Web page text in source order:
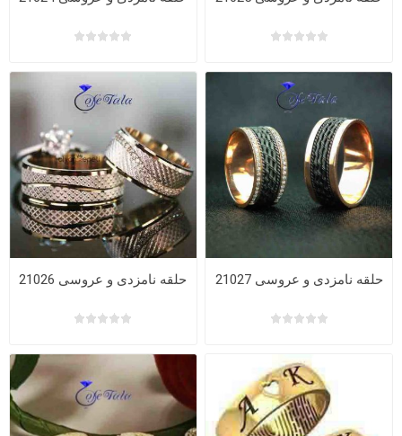
حلقه نامزدی و عروسی 21026 حلقه نامزدی و عروسی 21027